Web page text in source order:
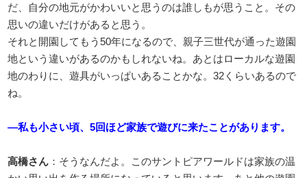
だ、自分の地元がかわいいと思うのは誰しもが思うこと。その
思いの違いだけがあると思う。
それと開園してもう50年になるので、親子三世代が通った遊園
地という違いがあるのかもしれないね。あとはローカルな遊園
地のわりに、遊具がいっぱいあることかな。32くらいあるので
ね。
―私も小さい頃、5回ほど家族で遊びに来たことがあります。
高橋さん ：そうなんだよ。このサントピアワールドは家族の温